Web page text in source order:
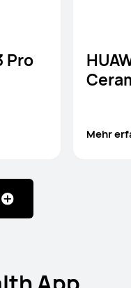
Pro
Mehr